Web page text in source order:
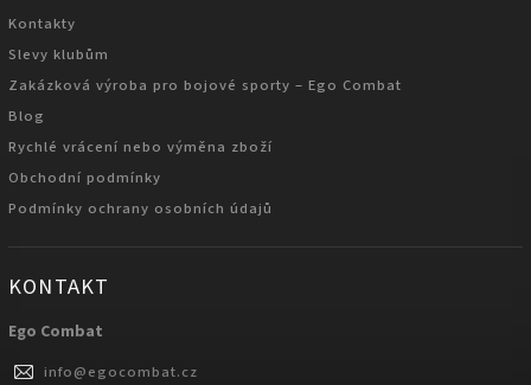
Kontakty
Slevy klubům
Zakázková výroba pro bojové sporty – Ego Combat
Blog
Rychlé vrácení nebo výměna zboží
Obchodní podmínky
Podmínky ochrany osobních údajů
KONTAKT
Ego Combat
info@egocombat.cz